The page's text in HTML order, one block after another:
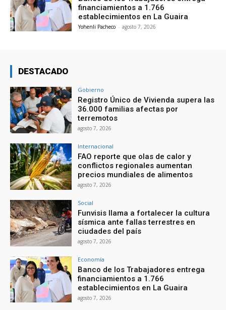
financiamientos a 1.766
establecimientos en La Guaira
Yohenli Pacheco - agosto 7, 2026
DESTACADO
Gobierno
Registro Único de Vivienda supera las
36.000 familias afectas por
terremotos
agosto 7, 2026
Internacional
FAO reporte que olas de calor y
conflictos regionales aumentan
precios mundiales de alimentos
agosto 7, 2026
Social
Funvisis llama a fortalecer la cultura
sísmica ante fallas terrestres en
ciudades del país
agosto 7, 2026
Economía
Banco de los Trabajadores entrega
financiamientos a 1.766
establecimientos en La Guaira
agosto 7, 2026